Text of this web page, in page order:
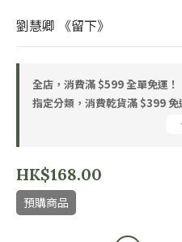
劉慧卿 《留下》
全店，消費滿 $599 全單免運！
指定分類，消費乾貨滿 $399 免
HK$168.00
預購商品